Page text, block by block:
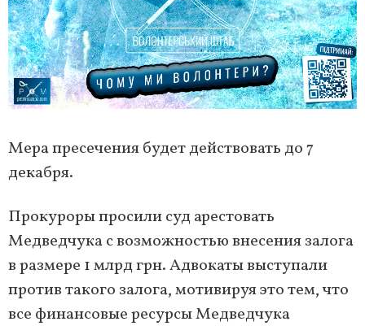
Мера пресечения будет действовать до 7
декабря.
Прокуроры просили суд арестовать
Медведчука с возможностью внесения залога
в размере 1 млрд грн. Адвокаты выступали
против такого залога, мотивируя это тем, что
все финансовые ресурсы Медведчука